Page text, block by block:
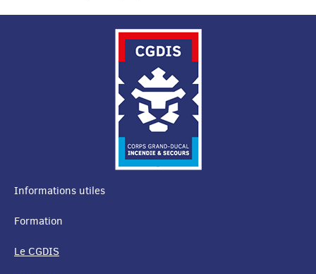
MENU
DE
Informations utiles
Formation
Le CGDIS